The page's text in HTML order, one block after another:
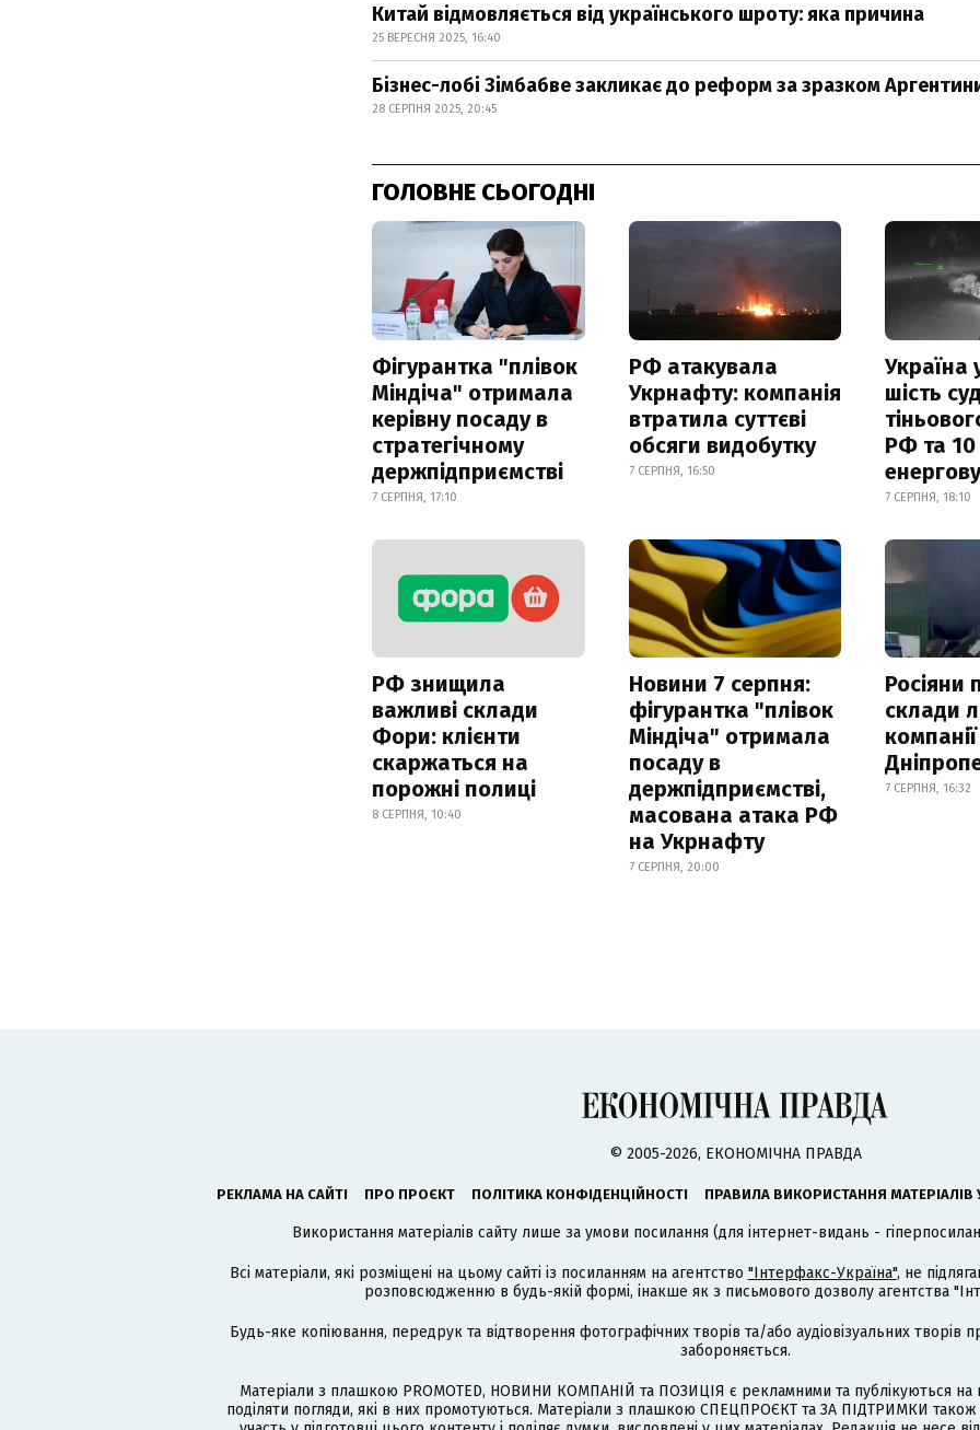
Китай відмовляється від українського шроту: яка причина
25 ВЕРЕСНЯ 2025, 16:40
Бізнес-лобі Зімбабве закликає до реформ за зразком
28 СЕРПНЯ 2025, 20:45
ГОЛОВНЕ СЬОГОДНІ
Фігурантка "плівок
Міндіча" отримала
керівну посаду в
стратегічному
держпідприємстві
7 СЕРПНЯ, 17:10
РФ атакувала
Укрнафту: компанія
втратила суттєві
обсяги видобутку
7 СЕРПНЯ, 16:50
Україна
шість
РФ та 10
7 СЕРПНЯ, 18:10
РФ знищила
важливі склади
Фори: клієнти
скаржаться на
порожні полиці
8 СЕРПНЯ, 10:40
Новини 7 серпня:
фігурантка "плівок
Міндіча" отримала
посаду в
держпідприємстві,
масована атака РФ
на Укрнафту
7 СЕРПНЯ, 20:00
Росіяни
склади
7 СЕРПНЯ, 16:32
© 2005-2026, ЕКОНОМІЧНА ПРАВДА
РЕКЛАМА НА САЙТІ ПРО ПРОЄКТ ПОЛІТИКА КОНФІДЕНЦІЙНОСТІ ПРАВИЛА ВИКОРИСТАННЯ МАТЕРІАЛІВ
Використання матеріалів сайту лише за умови посилання (для інтернет-видань -
Всі матеріали, які розміщені на цьому сайті із посиланням на агентство "Інтерфакс-Україна", не
розповсюдженню в будь-якій формі, інакше як з письмового дозволу агентства
Будь-яке копіювання, передрук та відтворення фотографічних творів та/або аудіовізуальних
забороняється.
Матеріали з плашкою PROMOTED, НОВИНИ КОМПАНІЙ та ПОЗИЦІЯ є рекламними та публікуються на
поділяти погляди, які в них промотуються. Матеріали з плашкою СПЕЦПРОЄКТ та ЗА ПІДТРИМКИ